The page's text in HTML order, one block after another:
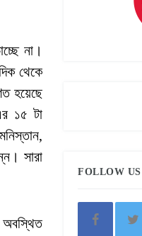
না।
থেকে
হয়েছে
১৫ টা
সারা
অবস্থিত
FOLLOW US